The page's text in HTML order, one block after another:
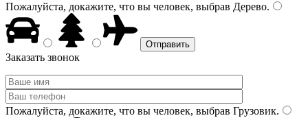
Пожалуйста, докажите, что вы человек, выбрав Дерево.
Заказать звонок
Пожалуйста, докажите, что вы человек, выбрав Грузовик.